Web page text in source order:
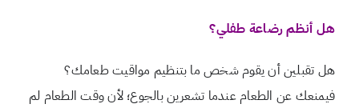
هل أنظم رضاعة طفلي؟
هل تقبلين أن يقوم شخص ما بتنظيم مواقيت طعامك؟
فيمنعك عن الطعام عندما تشعرين بالجوع؛ لأن وقت الطعام لم